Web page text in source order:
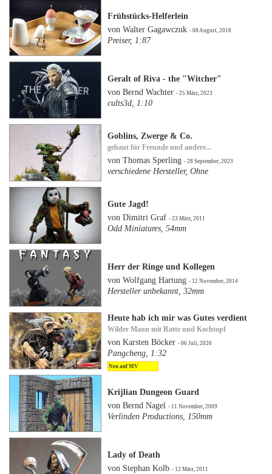
Frühstücks-Helferlein
von Walter Gagawczuk- 08 August, 2018
Preiser, 1:87
Geralt of Riva - the "Witcher"
von Bernd Wachter- 25 März, 2023
cults3d, 1:10
Goblins, Zwerge & Co.
gebaut für Freunde und andere...
von Thomas Sperling- 28 September, 2023
verschiedene Hersteller, Ohne
Gute Jagd!
von Dimitri Graf- 23 März, 2011
Odd Miniatures, 54mm
Herr der Ringe und Kollegen
von Wolfgang Hartung- 12 November, 2014
Hersteller unbekannt, 32mm
Heute hab ich mir was Gutes verdient
Wilder Mann mit Ratte und Kochtopf
von Karsten Böcker- 06 Juli, 2026
Pangcheng, 1:32
Neu auf MV
Krijlian Dungeon Guard
von Bernd Nagel- 11 November, 2009
Verlinden Productions, 150mm
Lady of Death
von Stephan Kolb- 12 März, 2011